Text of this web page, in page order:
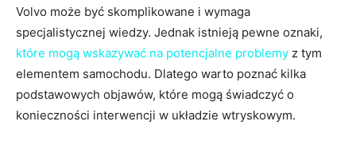
Volvo może być skomplikowane i wymaga
specjalistycznej wiedzy. Jednak istnieją pewne oznaki,
które mogą wskazywać na potencjalne problemy z tym
elementem⁢ samochodu. Dlatego warto poznać kilka
podstawowych objawów, które ⁤mogą świadczyć o
konieczności interwencji w układzie wtryskowym.